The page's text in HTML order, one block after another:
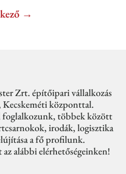
→
Zrt. építőipari vállalkozás
Kecskeméti központtal.
foglalkozunk, többek között
irodák, logisztika
a fő profilunk.
az alábbi elérhetőségeinken!